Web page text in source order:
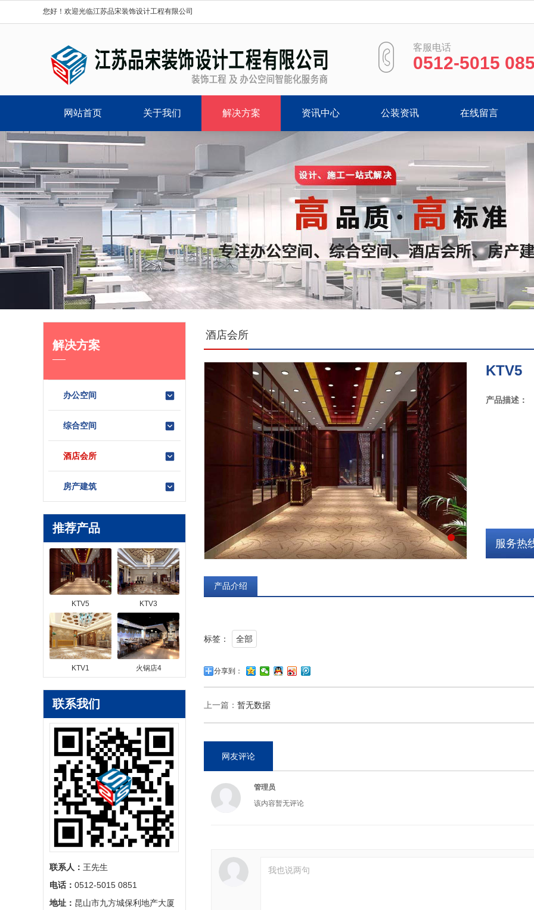
您好！欢迎光临江苏品宋装饰设计工程有限公司
客服电话
0512-5015
网站首页 关于我们 解决方案 资讯中心 公装资讯 在线留言
解决方案
办公空间
综合空间
酒店会所
房产建筑
推荐产品
KTV5 KTV3
KTV1 火锅店4
联系我们
联系人： 王先生
电话： 0512-5015 0851
地址： 昆山市九方城保利地产大厦
酒店会所
KTV5
产品描述：
服务热
产品介绍
标签： 全部
分享到：
上一篇： 暂无数据
网友评论
管理员
该内容暂无评论